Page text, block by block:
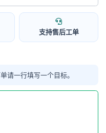
支持售后工单
请一行填写一个目标。